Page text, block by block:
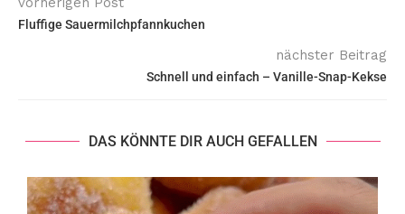
Fluffige Sauermilchpfannkuchen
nächster Beitrag
Schnell und einfach – Vanille-Snap-Kekse
DAS KÖNNTE DIR AUCH GEFALLEN